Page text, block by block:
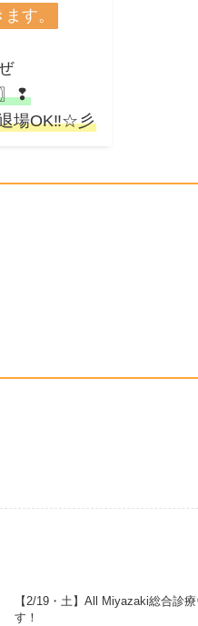
す。
❢
場OK‼☆彡
【2/19・土】All Miyazaki総合診
す！